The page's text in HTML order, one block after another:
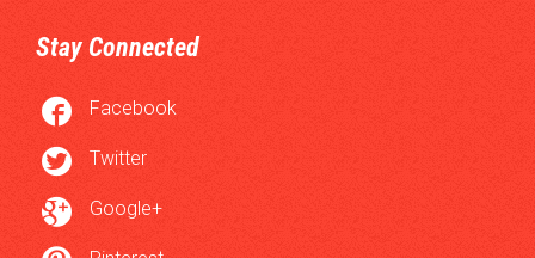
Stay Connected
 Facebook
 Twitter
 Google+